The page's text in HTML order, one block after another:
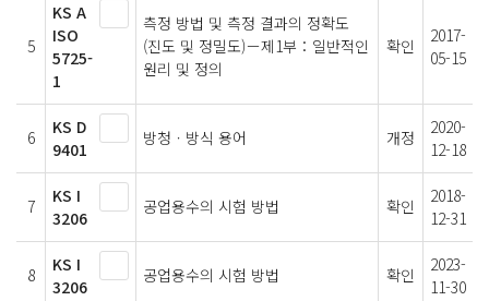
5
KS A
ISO
5725-
1
측정 방법 및 측정 결과의 정확도
(진도 및 정밀도)－제1부：일반적인
원리 및 정의
확인
2017-
05-15
6
KS D
9401
방청ㆍ방식 용어 개정
2020-
12-18
7
KS I
3206
공업용수의 시험 방법 확인
2018-
12-31
8
KS I
3206
공업용수의 시험 방법 확인
2023-
11-30